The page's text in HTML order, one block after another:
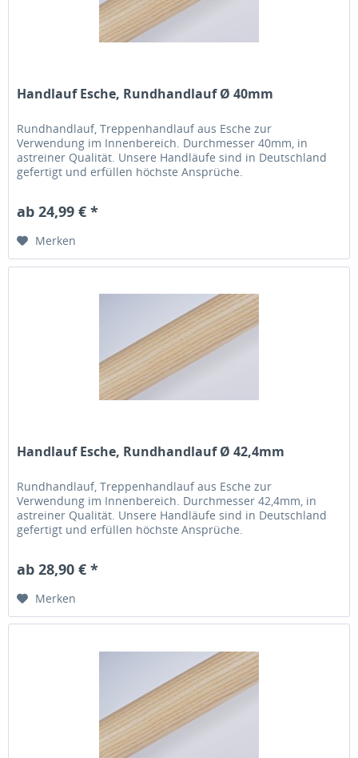
Handlauf Esche, Rundhandlauf Ø 40mm
Rundhandlauf, Treppenhandlauf aus Esche zur
Verwendung im Innenbereich. Durchmesser 40mm, in
astreiner Qualität. Unsere Handläufe sind in Deutschland
gefertigt und erfüllen höchste Ansprüche.
ab 24,99 € *
Merken
Handlauf Esche, Rundhandlauf Ø 42,4mm
Rundhandlauf, Treppenhandlauf aus Esche zur
Verwendung im Innenbereich. Durchmesser 42,4mm, in
astreiner Qualität. Unsere Handläufe sind in Deutschland
gefertigt und erfüllen höchste Ansprüche.
ab 28,90 € *
Merken